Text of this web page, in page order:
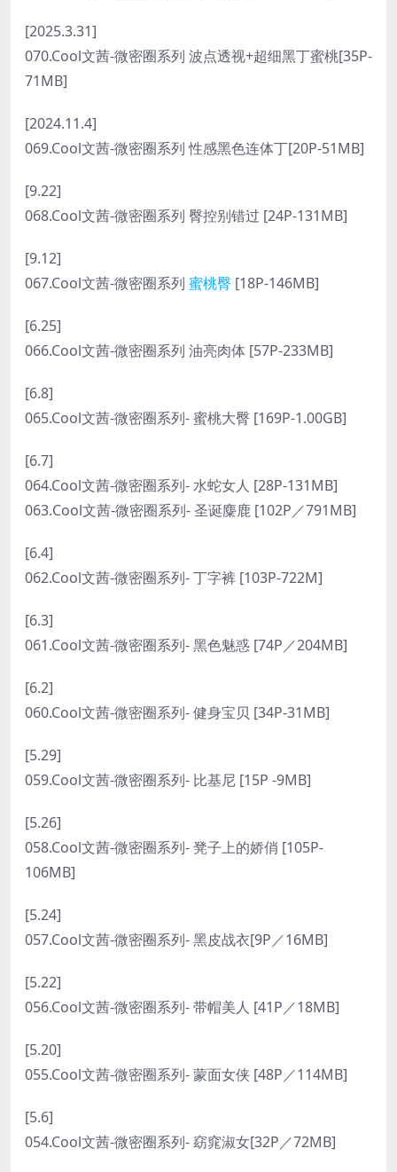
[2025.3.31]
070.Cool文茜-微密圈系列 波点透视+超细黑丁蜜桃[35P-
71MB]
[2024.11.4]
069.Cool文茜-微密圈系列 性感黑色连体丁[20P-51MB]
[9.22]
068.Cool文茜-微密圈系列 臀控别错过 [24P-131MB]
[9.12]
067.Cool文茜-微密圈系列 蜜桃臀 [18P-146MB]
[6.25]
066.Cool文茜-微密圈系列 油亮肉体 [57P-233MB]
[6.8]
065.Cool文茜-微密圈系列- 蜜桃大臀 [169P-1.00GB]
[6.7]
064.Cool文茜-微密圈系列- 水蛇女人 [28P-131MB]
063.Cool文茜-微密圈系列- 圣诞麋鹿 [102P／791MB]
[6.4]
062.Cool文茜-微密圈系列- 丁字裤 [103P-722M]
[6.3]
061.Cool文茜-微密圈系列- 黑色魅惑 [74P／204MB]
[6.2]
060.Cool文茜-微密圈系列- 健身宝贝 [34P-31MB]
[5.29]
059.Cool文茜-微密圈系列- 比基尼 [15P -9MB]
[5.26]
058.Cool文茜-微密圈系列- 凳子上的娇俏 [105P-
106MB]
[5.24]
057.Cool文茜-微密圈系列- 黑皮战衣[9P／16MB]
[5.22]
056.Cool文茜-微密圈系列- 带帽美人 [41P／18MB]
[5.20]
055.Cool文茜-微密圈系列- 蒙面女侠 [48P／114MB]
[5.6]
054.Cool文茜-微密圈系列- 窈窕淑女[32P／72MB]